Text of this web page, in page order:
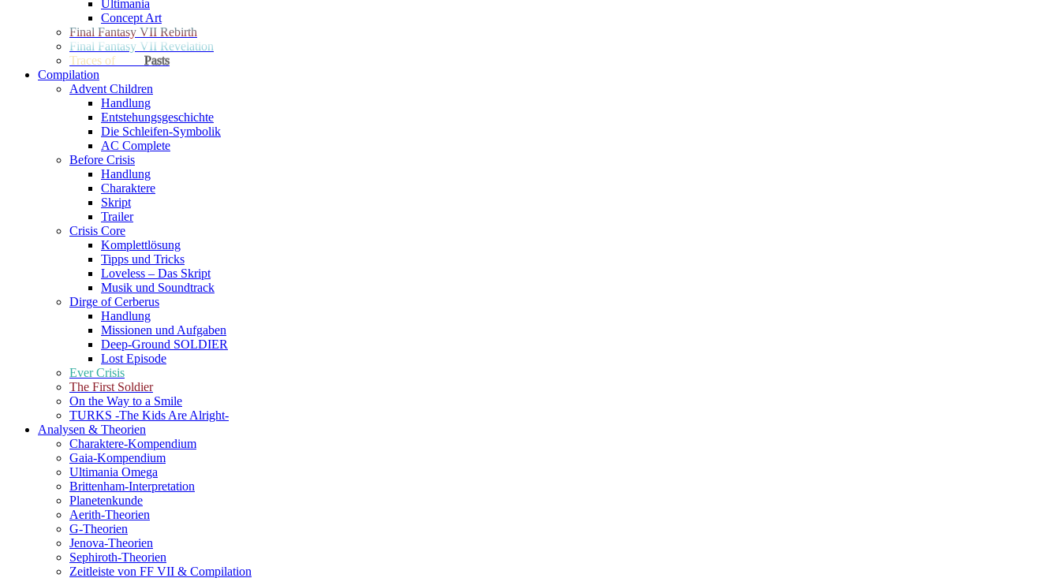
Ultimania
Concept Art
Final Fantasy VII Rebirth
Final Fantasy VII Revelation
Traces of
Pasts
Compilation
Advent Children
Handlung
Entstehungsgeschichte
Die Schleifen-Symbolik
AC Complete
Before Crisis
Handlung
Charaktere
Skript
Trailer
Crisis Core
Komplettlösung
Tipps und Tricks
Loveless – Das Skript
Musik und Soundtrack
Dirge of Cerberus
Handlung
Missionen und Aufgaben
Deep-Ground SOLDIER
Lost Episode
Ever Crisis
The First Soldier
On the Way to a Smile
TURKS -The Kids Are Alright-
Analysen & Theorien
Charaktere-Kompendium
Gaia-Kompendium
Ultimania Omega
Brittenham-Interpretation
Planetenkunde
Aerith-Theorien
G-Theorien
Jenova-Theorien
Sephiroth-Theorien
Zeitleiste von FF VII & Compilation